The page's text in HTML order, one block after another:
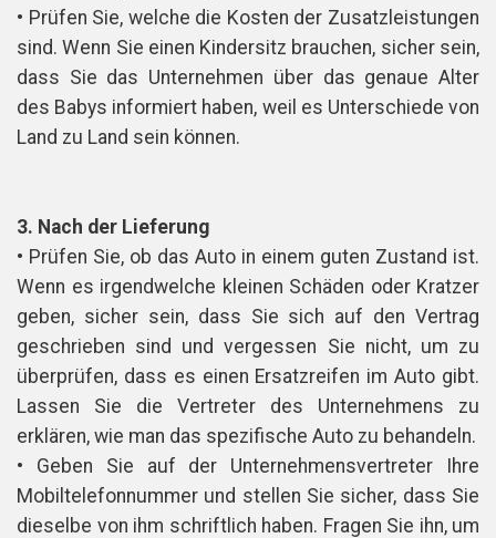
• Prüfen Sie, welche die Kosten der Zusatzleistungen
sind. Wenn Sie einen Kindersitz brauchen, sicher sein,
dass Sie das Unternehmen über das genaue Alter
des Babys informiert haben, weil es Unterschiede von
Land zu Land sein können.
3. Nach der Lieferung
• Prüfen Sie, ob das Auto in einem guten Zustand ist.
Wenn es irgendwelche kleinen Schäden oder Kratzer
geben, sicher sein, dass Sie sich auf den Vertrag
geschrieben sind und vergessen Sie nicht, um zu
überprüfen, dass es einen Ersatzreifen im Auto gibt.
Lassen Sie die Vertreter des Unternehmens zu
erklären, wie man das spezifische Auto zu behandeln.
• Geben Sie auf der Unternehmensvertreter Ihre
Mobiltelefonnummer und stellen Sie sicher, dass Sie
dieselbe von ihm schriftlich haben. Fragen Sie ihn, um